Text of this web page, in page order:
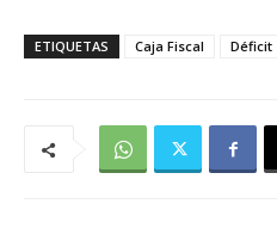
ETIQUETAS Caja Fiscal Déficit